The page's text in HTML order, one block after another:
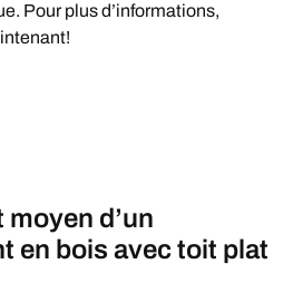
Pour plus d’informations,
d’un
en bois avec toit plat